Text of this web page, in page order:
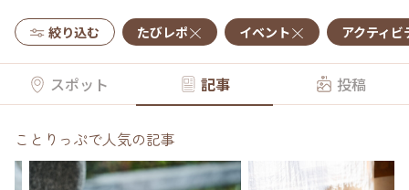
絞り込む たびレポ イベント アクティビ
スポット 記事 投稿
ことりっぷで人気の記事